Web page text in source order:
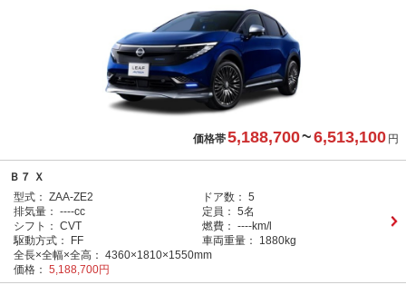
価格帯5,188,700~6,513,100 円
Ｂ７ Ｘ
型式： ZAA-ZE2 ドア数： 5
排気量： ----cc 定員： 5名
シフト： CVT 燃費： ----km/l
駆動方式：
FF 車両重量：
1880kg
全長×全幅×全高： 4360×1810×1550mm
価格： 5,188,700円